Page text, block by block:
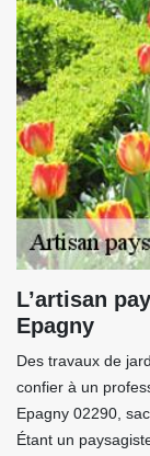
L’artisan
Epagny
Des travaux de
confier à un
Epagny 02290,
Étant un